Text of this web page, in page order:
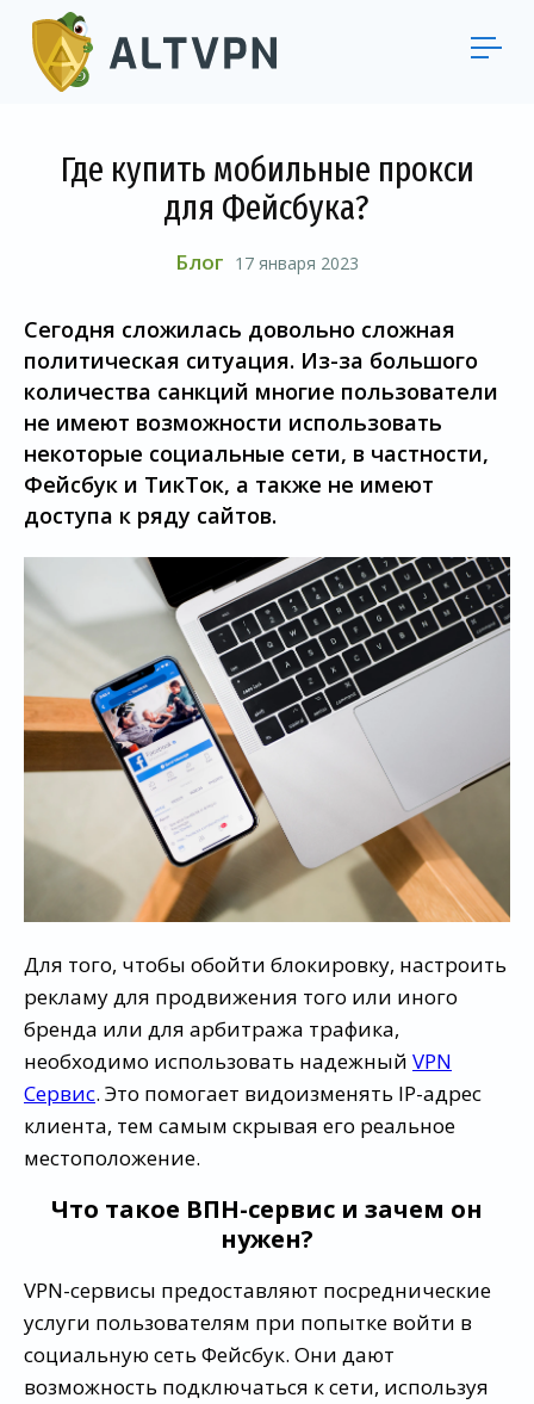
Где купить мобильные прокси
для Фейсбука?
Блог 17 января 2023
Сегодня сложилась довольно сложная
политическая ситуация. Из-за большого
количества санкций многие пользователи
не имеют возможности использовать
некоторые социальные сети, в частности,
Фейсбук и ТикТок, а также не имеют
доступа к ряду сайтов.
Для того, чтобы обойти блокировку, настроить
рекламу для продвижения того или иного
бренда или для арбитража трафика,
необходимо использовать надежный VPN
Сервис. Это помогает видоизменять IP-адрес
клиента, тем самым скрывая его реальное
местоположение.
Что такое ВПН-сервис и зачем он
нужен?
VPN-сервисы предоставляют посреднические
услуги пользователям при попытке войти в
социальную сеть Фейсбук. Они дают
возможность подключаться к сети, используя